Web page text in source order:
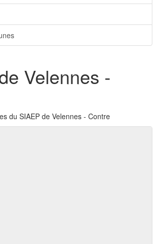
Velennes -
du SIAEP de Velennes - Contre